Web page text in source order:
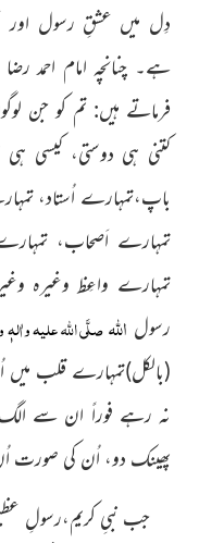
دِل میں عشقِ رسول اور
ہے۔ چنانچہ امام احمد
فرماتے ہیں: تم کو جن
کتنی ہی دوستی، کیسی
باپ،تمہارے اُستاد،
تمہارے اَصحاب،
تمہارے واعِظ وغیرہ
رسول اللہصلَّی اللہ علیہ
(بالکل)تمہارے قلب
نہ رہے فوراً ان سے
پھینک دو، اُن کی صورت
جب نبیِ کریم،رسولِ